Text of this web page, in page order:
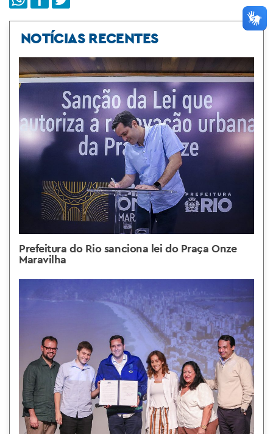
NOTÍCIAS RECENTES
Prefeitura do Rio sanciona lei do Praça Onze
Maravilha